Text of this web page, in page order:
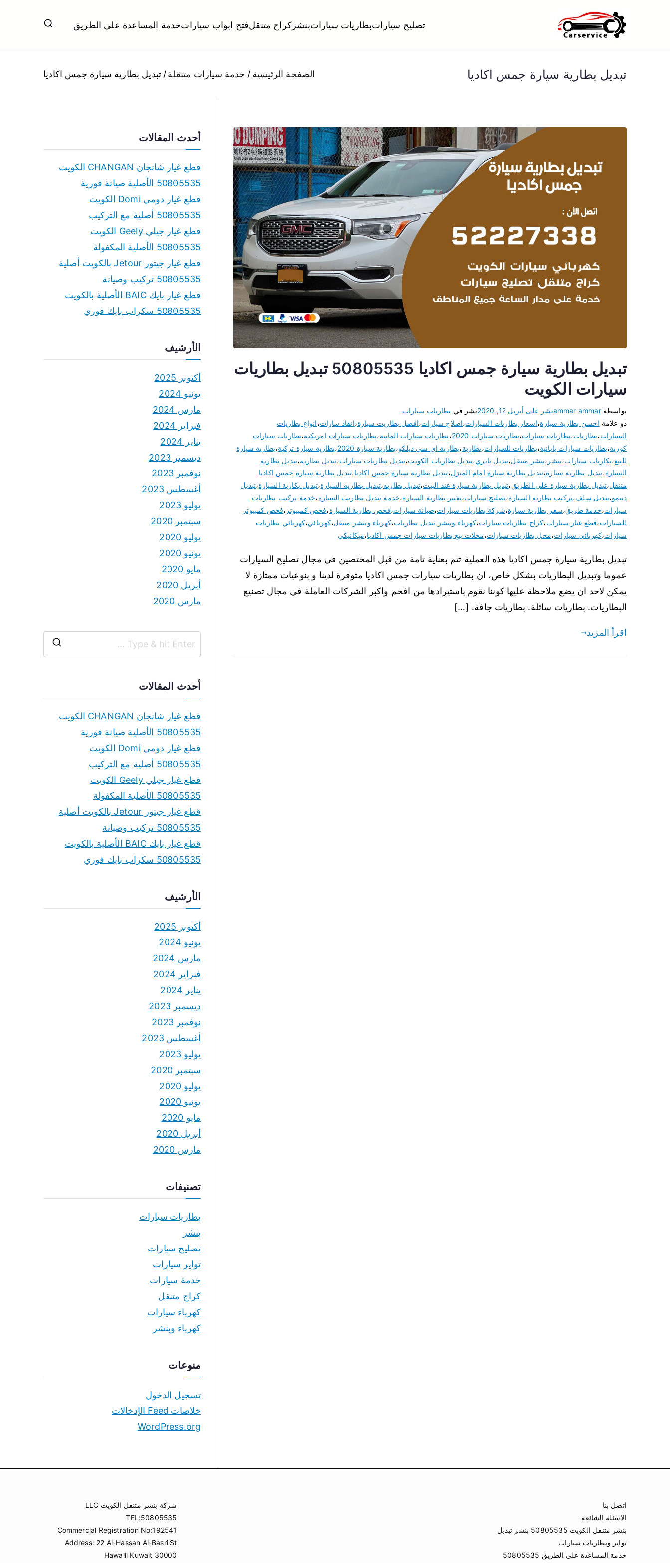
بنشر متنقل الكويت
بنشر متنقل الكويت كهرباء وبنشر تبديل تواير تواير اطارات عجلات تصليح وصيانة سيارات امام المنزل تبديل بطاريات بارخص الاسعار
تصليح سياراتبطاريات سياراتبنشر كراج متنقلفتح ابواب سياراتخدمة المساعدة على الطريق
تبديل بطارية سيارة جمس اكاديا الصفحة الرئيسية خدمة سيارات متنقلة تبديل بطارية سيارة جمس اكاديا
تبديل بطارية سيارة جمس اكاديا 50805535 تبديل بطاريات
سيارات الكويت
بواسطةammar ammarنشر على أبريل 12, 2020 نشر في بطاريات سيارات
ذو علامة احسن بطارية سيارة،اسعار بطاريات السيارات،اصلاح سيارات،افضل بطاريت سيارة،انقاذ سارات،انواع بطاريات
السيارات،بطاريات،بطاريات سيارات،بطاريات سيارات 2020 ،بطاريات سيارات المانية،بطاريات سيارات امريكية،بطاريات سيارات
كورية،بطاريات سيارات يابانية،بطاريات للسيارات،بطارية،بطارية اي سي ديلكو،بطارية سيارة 2020 ،بطارية سيارة تركية،بطارية سيارة
للبيع،بكاريات سيارات،بنشر ،بنشر متنقل،تبديل باتري،تبديل بطاريات الكويت،تبديل بطاريات سيارات،تبديل بطارية،تبديل بطارية
السيارة،تبديل بطارية سيارة،تبديل بطارية سيارة امام المنزل،تبديل بطارية سيارة جمس اكاديا،تبديل بطارية سيارة جمس اكاديا
متنقل،تبديل بطارية سيارة على الطريق،تبديل بطارية سيارة عند البيت،تبديل بطاريه،تبديل بطاريه السيارة،تبديل بكارية السيارة،تبديل
دينمو،تبديل سلف،تركيب بطارية السيارة،تصليح سيارات،تغيير بطارية السيارة،خدمة تبديل بطاريت السيارة،خدمة تركيب بطاريات
سيارات،خدمة طريق،سعر بطارية سيارة،شركة بطاريات سيارات،صيانة سيارات،فحص بطارية السيارة،فحص كمبيوتر ،فحص كمبيوتر
للسيارات،قطع غيار سيارات،كراج بطاريات سيارات،كهرباء وبنشر تبديل بطاريات،كهرباء وبنشر متنقل،كهربائي،كهربائي بطاريات
سيارات،كهربائي سيارات،محل بطاريات سيارات،محلات بيع بطاريات سيارات جمس اكاديا،ميكانيكي
تبديل بطارية سيارة جمس اكاديا هذه العملية تتم بعناية تامة من قبل المختصين في مجال تصليح السيارات
عموما وتبديل البطاريات بشكل خاص، ان بطاريات سيارات جمس اكاديا متوفرة لدينا و بنوعيات ممتازة لا
يمكن لاحد ان يضع ملاحظة عليها كوننا نقوم باستيرادها من افخم واكبر الشركات العاملة في مجال تصنيع
البطاريات. بطاريات سائلة. بطاريات جافة. […]
اقرأ المزيد
أحدث المقالات
قطع غيار شانجان CHANGAN الكويت
50805535 الأصلية صيانة فورية
قطع غيار دومي Domi الكويت
50805535 أصلية مع التركيب
قطع غيار جيلي Geely الكويت
50805535 الأصلية المكفولة
قطع غيار جيتور Jetour بالكويت أصلية
50805535 تركيب وصيانة
قطع غيار بايك BAIC الأصلية بالكويت
50805535 سكراب بايك فوري
الأرشيف
أكتوبر 2025
يونيو 2024
مارس 2024
فبراير 2024
يناير 2024
ديسمبر 2023
نوفمبر 2023
أغسطس 2023
يوليو 2023
سبتمبر 2020
يوليو 2020
يونيو 2020
مايو 2020
أبريل 2020
مارس 2020
r
أحدث المقالات
قطع غيار شانجان CHANGAN الكويت
50805535 الأصلية صيانة فورية
قطع غيار دومي Domi الكويت
50805535 أصلية مع التركيب
قطع غيار جيلي Geely الكويت
50805535 الأصلية المكفولة
قطع غيار جيتور Jetour بالكويت أصلية
50805535 تركيب وصيانة
قطع غيار بايك BAIC الأصلية بالكويت
50805535 سكراب بايك فوري
الأرشيف
أكتوبر 2025
يونيو 2024
مارس 2024
فبراير 2024
يناير 2024
ديسمبر 2023
نوفمبر 2023
أغسطس 2023
يوليو 2023
سبتمبر 2020
يوليو 2020
يونيو 2020
مايو 2020
أبريل 2020
مارس 2020
تصنيفات
بطاريات سيارات
بنشر
تصليح سيارات
تواير سيارات
خدمة سيارات
كراج متنقل
كهرباء سيارات
كهرباء وبنشر
منوعات
تسجيل الدخول
خلاصات Feed الإدخالات
WordPress.org
اتصل بنا
الاسئلة الشائعة
بنشر متنقل الكويت 50805535 بنشر تبديل
تواير وبطاريات سيارات
خدمة المساعدة على الطريق 50805535
شركة بنشر متنقل الكويت LLC
TEL:50805535
Commercial Registration No:192541
Address: 22 Al-Hassan Al-Basri St
Hawalli Kuwait 30000